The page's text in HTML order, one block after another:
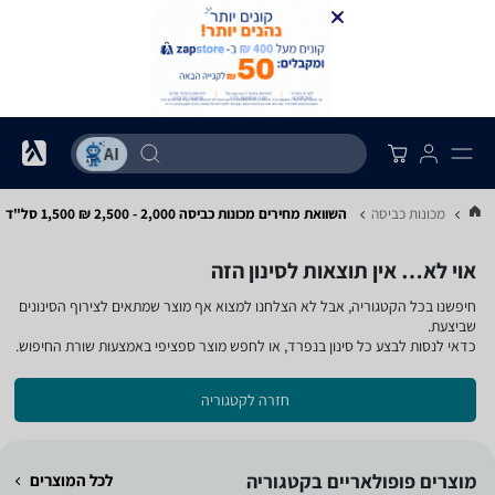
... מכונות כביסה השוואת מחירים מכונות כביסה ‏2,000 - 2,500 ‏₪ ‏1,500 ‏סל"ד
אוי לא… אין תוצאות לסינון הזה
חיפשנו בכל הקטגוריה, אבל לא הצלחנו למצוא אף מוצר שמתאים לצירוף הסינונים
שביצעת.
כדאי לנסות לבצע כל סינון בנפרד, או לחפש מוצר ספציפי באמצעות שורת החיפוש.
חזרה לקטגוריה
מוצרים פופולאריים בקטגוריה לכל המוצרים